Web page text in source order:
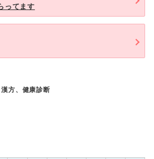
ってます
方、健康診断